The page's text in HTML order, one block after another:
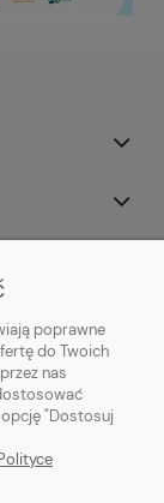
66-400 Gorzów
mal@wp.pl
poprawne
do Twoich
nas
"Dostosuj